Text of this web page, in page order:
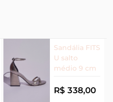
Sandália FITS
U salto
médio 9 cm
R$ 338,00